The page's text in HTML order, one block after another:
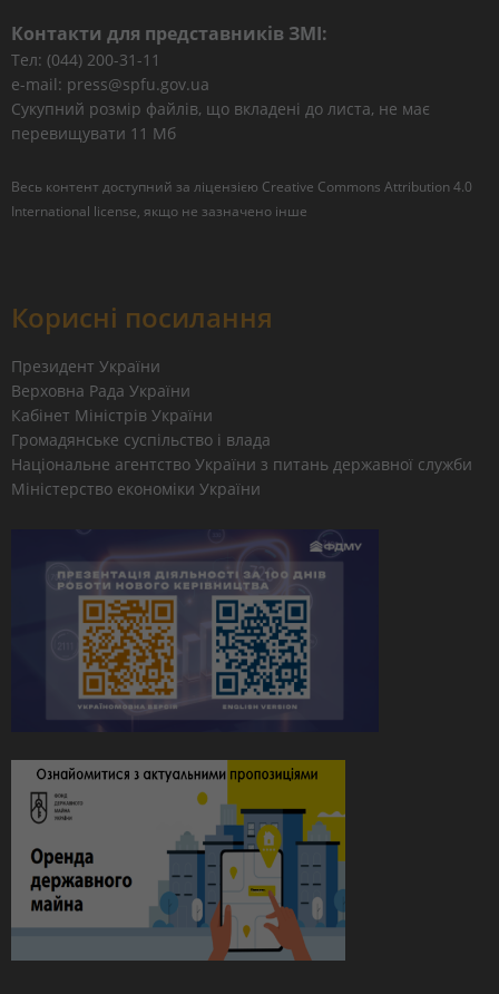
Контакти для представників ЗМІ:
Тел: (044) 200-31-11
e-mail: press@spfu.gov.ua
Сукупний розмір файлів, що вкладені до листа, не має
перевищувати 11 Мб
Весь контент доступний за ліцензією Creative Commons Attribution 4.0
International license, якщо не зазначено інше
Корисні посилання
Президент України
Верховна Рада України
Кабінет Міністрів України
Громадянське суспільство і влада
Національне агентство України з питань державної служби
Міністерство економіки України